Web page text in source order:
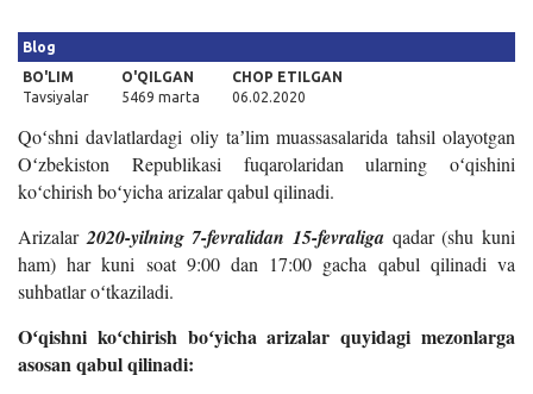
Blog
BO'LIM
Tavsiyalar
O'QILGAN
5469 marta
CHOP ETILGAN
06.02.2020
Qoʻshni davlatlardagi oliy taʼlim muassasalarida tahsil olayotgan
Oʻzbekiston Republikasi fuqarolaridan ularning oʻqishini
koʻchirish boʻyicha arizalar qabul qilinadi.
Arizalar 2020-yilning 7-fevralidan 15-fevraliga qadar (shu kuni
ham) har kuni soat 9:00 dan 17:00 gacha qabul qilinadi va
suhbatlar oʻtkaziladi.
Oʻqishni koʻchirish boʻyicha arizalar quyidagi mezonlarga
asosan qabul qilinadi: